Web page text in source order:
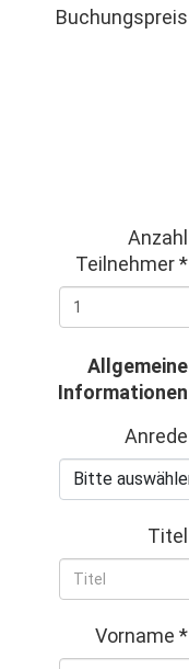
Buchungspreis
Anzahl
Teilnehmer*
Allgemeine
Informationen
Anrede
Titel
Vorname *